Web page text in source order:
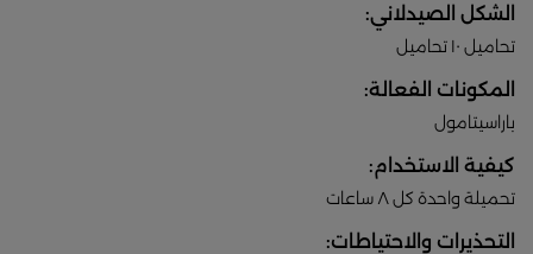
الشكل الصيدلاني:
تحاميل ١٠ تحاميل
المكونات الفعالة:
باراسيتامول
كيفية الاستخدام:
تحميلة واحدة كل ٨ ساعات
التحذيرات والاحتياطات: